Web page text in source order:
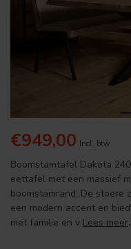
€949,00 Incl. btw
Boomstamtafel Dakota
eettafel met een massief
boomstamrand. De stoere
een modern accent en
met familie en v Lees meer.